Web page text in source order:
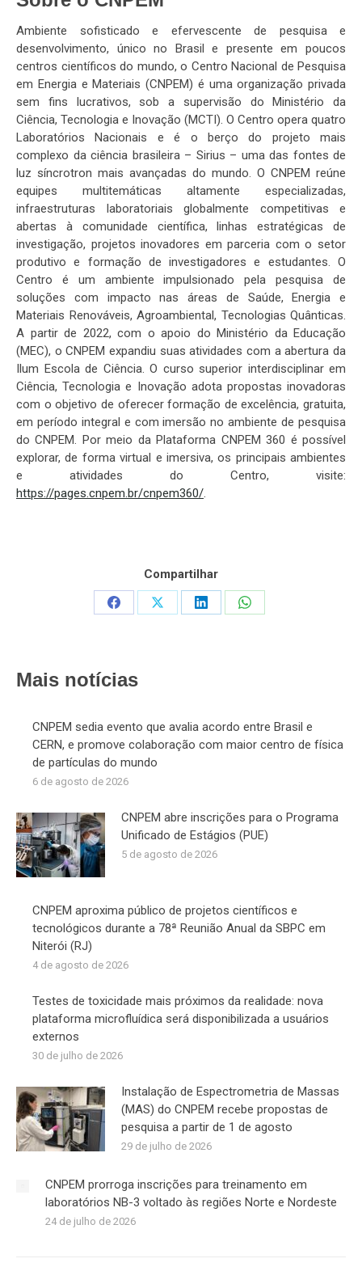
Ambiente sofisticado e efervescente de pesquisa e
desenvolvimento, único no Brasil e presente em poucos
centros científicos do mundo, o Centro Nacional de Pesquisa
em Energia e Materiais (CNPEM) é uma organização privada
sem fins lucrativos, sob a supervisão do Ministério da
Ciência, Tecnologia e Inovação (MCTI). O Centro opera quatro
Laboratórios Nacionais e é o berço do projeto mais
complexo da ciência brasileira – Sirius – uma das fontes de
luz síncrotron mais avançadas do mundo. O CNPEM reúne
equipes multitemáticas altamente especializadas,
infraestruturas laboratoriais globalmente competitivas e
abertas à comunidade científica, linhas estratégicas de
investigação, projetos inovadores em parceria com o setor
produtivo e formação de investigadores e estudantes. O
Centro é um ambiente impulsionado pela pesquisa de
soluções com impacto nas áreas de Saúde, Energia e
Materiais Renováveis, Agroambiental, Tecnologias Quânticas.
A partir de 2022, com o apoio do Ministério da Educação
(MEC), o CNPEM expandiu suas atividades com a abertura da
Ilum Escola de Ciência. O curso superior interdisciplinar em
Ciência, Tecnologia e Inovação adota propostas inovadoras
com o objetivo de oferecer formação de excelência, gratuita,
em período integral e com imersão no ambiente de pesquisa
do CNPEM. Por meio da Plataforma CNPEM 360 é possível
explorar, de forma virtual e imersiva, os principais ambientes
e atividades do Centro, visite:
https://pages.cnpem.br/cnpem360/.
Compartilhar
Share
Share
Share
Share
Mais notícias
CNPEM sedia evento que avalia acordo entre Brasil e
CERN, e promove colaboração com maior centro de física
de partículas do mundo
6 de agosto de 2026
CNPEM abre inscrições para o Programa
Unificado de Estágios (PUE)
5 de agosto de 2026
CNPEM aproxima público de projetos científicos e
tecnológicos durante a 78ª Reunião Anual da SBPC em
Niterói (RJ)
4 de agosto de 2026
Testes de toxicidade mais próximos da realidade: nova
plataforma microfluídica será disponibilizada a usuários
externos
30 de julho de 2026
Instalação de Espectrometria de Massas
(MAS) do CNPEM recebe propostas de
pesquisa a partir de 1 de agosto
29 de julho de 2026
CNPEM prorroga inscrições para treinamento em
laboratórios NB-3 voltado às regiões Norte e Nordeste
24 de julho de 2026